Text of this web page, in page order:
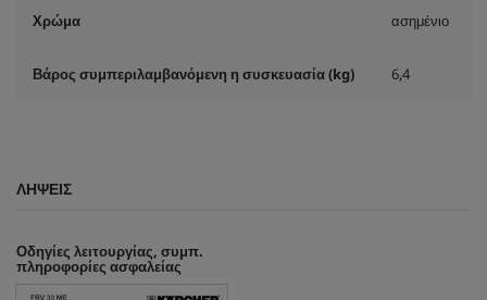
Χρώμα ασημένιο
Βάρος συμπεριλαμβανόμενη η συσκευασία (kg) 6,4
ΛΉΨΕΙΣ
Οδηγίες λειτουργίας, συμπ.
πληροφορίες ασφαλείας